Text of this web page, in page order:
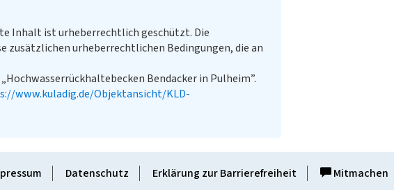
Inhalt ist urheberrechtlich geschützt. Die
urheberrechtlichen Bedingungen, die an
Bendacker in Pulheim”.
www.kuladig.de/Objektansicht/KLD-
Datenschutz Erklärung zur Barrierefreiheit
Mitmachen